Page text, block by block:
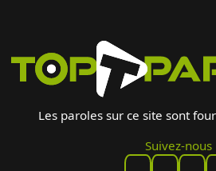
Les paroles sur ce site sont
Suivez-nous